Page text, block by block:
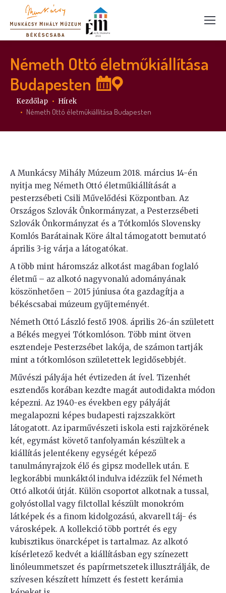
Németh Ottó életműkiállítása
Budapesten
Itt vagy:
Kezdőlap Hírek
Németh Ottó életműkiállítása Budapesten
A Munkácsy Mihály Múzeum 2018. március 14-én
nyitja meg Németh Ottó életműkiállítását a
pesterzsébeti Csili Művelődési Központban. Az
Országos Szlovák Önkormányzat, a Pesterzsébeti
Szlovák Önkormányzat és a Tótkomlós Slovensky
Komlós Barátainak Köre által támogatott bemutató
április 3-ig várja a látogatókat.
A több mint háromszáz alkotást magában foglaló
életmű – az alkotó nagyvonalú adományának
köszönhetően – 2015 júniusa óta gazdagítja a
békéscsabai múzeum gyűjteményét.
Németh Ottó László festő 1908. április 26-án született
a Békés megyei Tótkomlóson. Több mint ötven
esztendeje Pesterzsébet lakója, de számon tartják
mint a tótkomlóson születettek legidősebbjét.
Művészi pályája hét évtizeden át ível. Tizenhét
esztendős korában kezdte magát autodidakta módon
képezni. Az 1940-es években egy pályáját
megalapozni képes budapesti rajzszakkört
látogatott. Az iparművészeti iskola esti rajzkörének
két, egymást követő tanfolyamán készültek a
kiállítás jelentékeny egységét képező
tanulmányrajzok élő és gipsz modellek után. E
legkorábbi munkáktól indulva idézzük fel Németh
Ottó alkotói útját. Külön csoportot alkotnak a tussal,
golyóstollal vagy filctollal készült monokróm
látképek és a finom kidolgozású, akvarell táj- és
városképek. A kollekció több portrét és egy
kubisztikus önarcképet is tartalmaz. Az alkotó
kísérletező kedvét a kiállításban egy színezett
linóleummetszet és papírmetszetek illusztrálják, de
szívesen készített hímzett és festett kerámia